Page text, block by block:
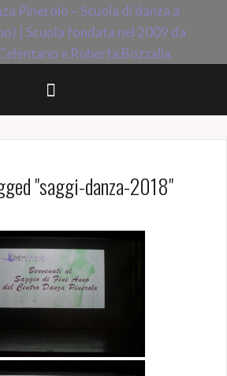
"saggi-danza-2018"